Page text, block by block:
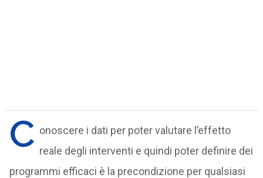
C onoscere i dati per poter valutare l’effetto
reale degli interventi e quindi poter definire dei
programmi efficaci è la precondizione per qualsiasi